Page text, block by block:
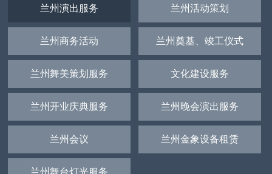
兰州演出服务 兰州活动策划
兰州商务活动 兰州奠基、竣工仪式
兰州舞美策划服务 文化建设服务
兰州开业庆典服务 兰州晚会演出服务
兰州会议 兰州金象设备租赁
兰州舞台灯光服务